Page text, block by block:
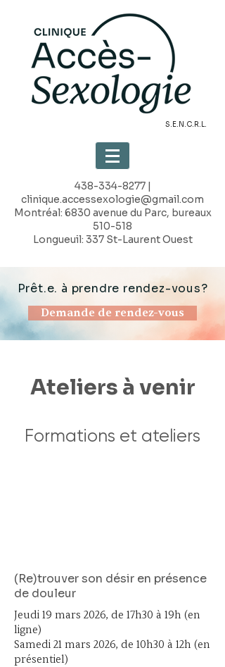
S.E.N.C.R.L.
438-334-8277|
clinique.accessexologie@gmail.com
Montréal: 6830 avenue du Parc, bureaux
510-518
Longueuil: 337 St-Laurent Ouest
Prêt.e. à prendre rendez-vous?
Demande de rendez-vous
Ateliers à venir
Formations et ateliers
(Re)trouver son désir en présence
de douleur
Jeudi 19 mars 2026, de 17h30 à 19h (en
ligne)
Samedi 21 mars 2026, de 10h30 à 12h (en
présentiel)